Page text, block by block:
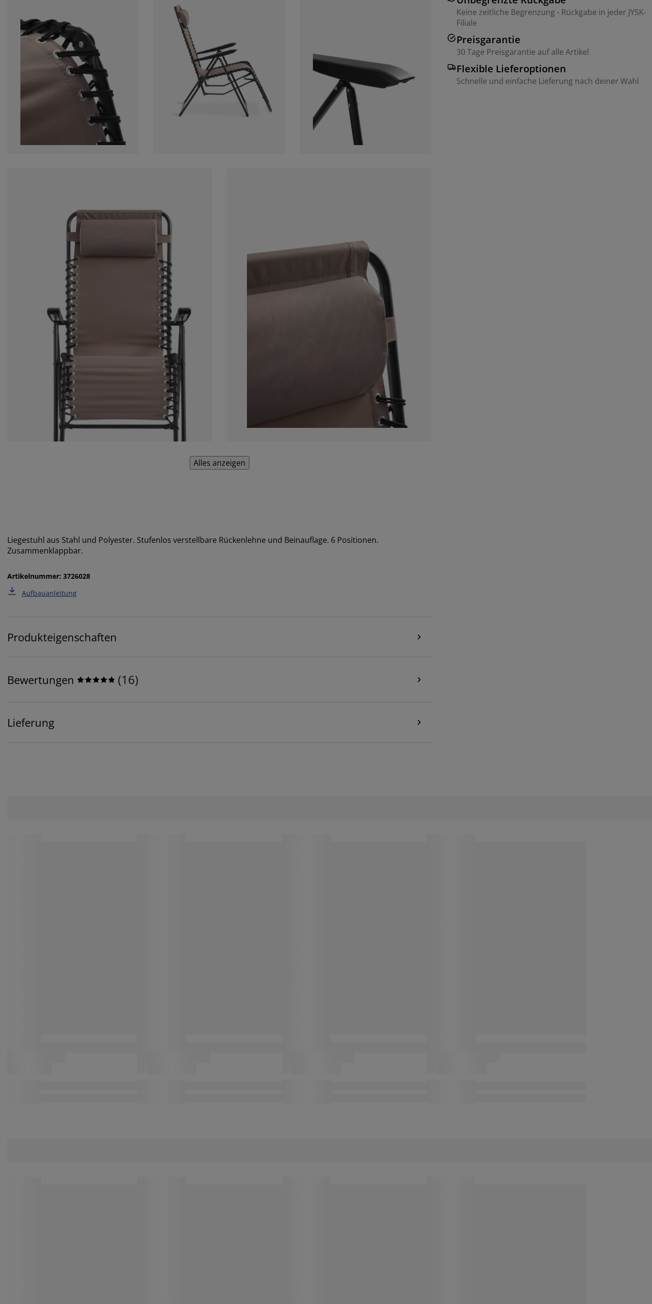
Alles anzeigen
Keine zeitliche Begrenzung - Rückgabe in jeder JYSK-
Filiale
Preisgarantie
30 Tage Preisgarantie auf alle Artikel
Flexible Lieferoptionen
Schnelle und einfache Lieferung nach deiner Wahl
Liegestuhl aus Stahl und Polyester. Stufenlos verstellbare Rückenlehne und Beinauflage. 6 Positionen.
Zusammenklappbar.
Artikelnummer: 3726028
Aufbauanleitung
Produkteigenschaften
Bewertungen (16)
Lieferung